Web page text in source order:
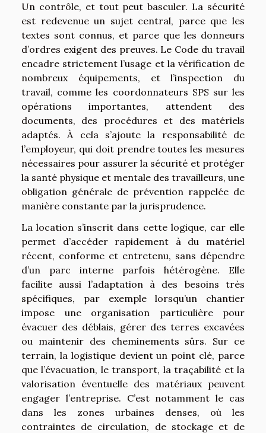
Un contrôle, et tout peut basculer. La sécurité
est redevenue un sujet central, parce que les
textes sont connus, et parce que les donneurs
d’ordres exigent des preuves. Le Code du travail
encadre strictement l’usage et la vérification de
nombreux équipements, et l’inspection du
travail, comme les coordonnateurs SPS sur les
opérations importantes, attendent des
documents, des procédures et des matériels
adaptés. À cela s’ajoute la responsabilité de
l’employeur, qui doit prendre toutes les mesures
nécessaires pour assurer la sécurité et protéger
la santé physique et mentale des travailleurs, une
obligation générale de prévention rappelée de
manière constante par la jurisprudence.
La location s’inscrit dans cette logique, car elle
permet d’accéder rapidement à du matériel
récent, conforme et entretenu, sans dépendre
d’un parc interne parfois hétérogène. Elle
facilite aussi l’adaptation à des besoins très
spécifiques, par exemple lorsqu’un chantier
impose une organisation particulière pour
évacuer des déblais, gérer des terres excavées
ou maintenir des cheminements sûrs. Sur ce
terrain, la logistique devient un point clé, parce
que l’évacuation, le transport, la traçabilité et la
valorisation éventuelle des matériaux peuvent
engager l’entreprise. C’est notamment le cas
dans les zones urbaines denses, où les
contraintes de circulation, de stockage et de